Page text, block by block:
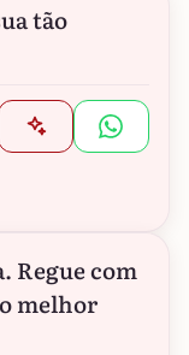
tão
Regue com
melhor